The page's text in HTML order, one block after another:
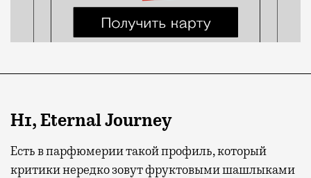
H1, Eternal Journey
Есть в парфюмерии такой профиль, который
критики нередко зовут фруктовыми шашлыками